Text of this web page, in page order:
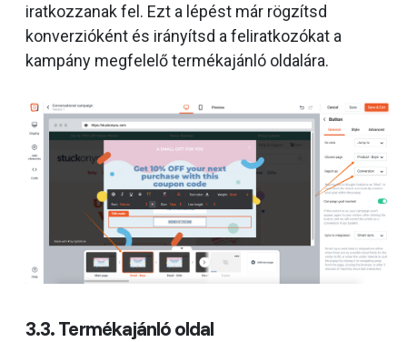
iratkozzanak fel. Ezt a lépést már rögzítsd
konverzióként és irányítsd a feliratkozókat a
kampány megfelelő termékajánló oldalára.
3.3. Termékajánló oldal